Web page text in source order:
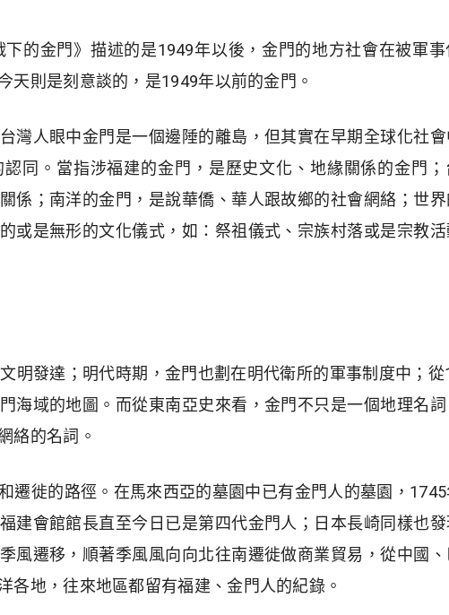
的金門》描述的是1949年以後，金門的地方社會在被軍事
天則是刻意談的，是1949年以前的金門。
灣人眼中金門是一個邊陲的離島，但其實在早期全球化社會
同。當指涉福建的金門，是歷史文化、地緣關係的金門；
係；南洋的金門，是說華僑、華人跟故鄉的社會網絡；世界
或是無形的文化儀式，如：祭祖儀式、宗族村落或是宗教
明發達；明代時期，金門也劃在明代衛所的軍事制度中；從
海域的地圖。而從東南亞史來看，金門不只是一個地理名
絡的名詞。
遷徙的路徑。在馬來西亞的墓園中已有金門人的墓園，
建會館館長直至今日已是第四代金門人；日本長崎同樣也
風遷移，順著季風風向向北往南遷徙做商業貿易，從中國
各地，往來地區都留有福建、金門人的紀錄。